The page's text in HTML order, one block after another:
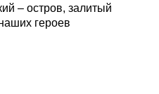
– остров, залитый
героев